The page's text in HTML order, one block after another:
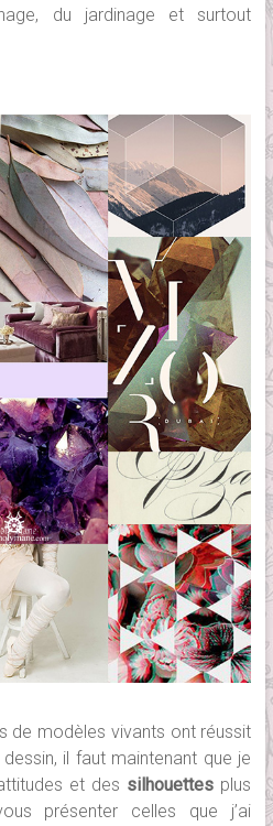
du jardinage et surtout
de modèles vivants ont réussit
il faut maintenant que je
et des silhouettes plus
présenter celles que j’ai